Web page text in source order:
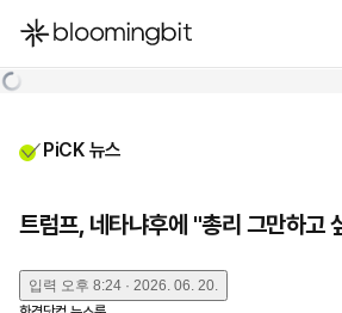
한국어
PiCK 뉴스
트럼프, 네타냐후에 "총리 그만하고
입력 오후 8:24 · 2026. 06. 20.